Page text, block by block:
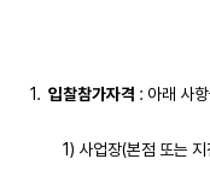
입찰참가자격 : 아래 사
1) 사업장(본점 또는 지